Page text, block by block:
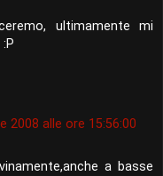
ultimamente mi
2008 alle ore 15:56:00
a basse